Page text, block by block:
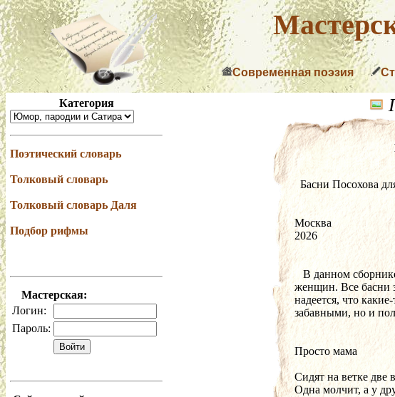
Современная поэзия
Категория
Поэтический словарь
Толковый словарь
Толковый словарь Даля
Подбор рифмы
Мастерская:
Логин:
Пароль:
Басни Посохова
Москва
2026
В данном
женщин. Все басни
надеется, что
забавными, но и
Просто мама
Сидят на ветке две
Одна молчит, а у